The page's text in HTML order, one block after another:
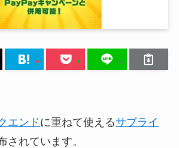
エンドに重ねて使えるサプライ
されています。